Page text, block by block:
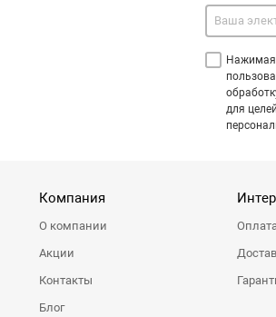
Нажимая
для
Компания
О компании
Акции
Контакты
Блог